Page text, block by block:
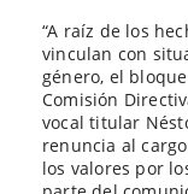
“A raíz de los
vinculan con
género, el
Comisión
vocal titular
renuncia al
los valores por